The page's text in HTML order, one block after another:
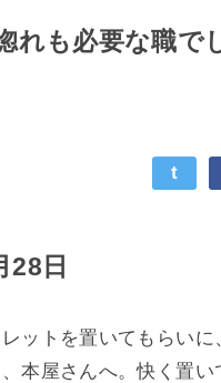
れも必要な職で
t
28日
ットを置いてもらい
本屋さんへ。快く置い